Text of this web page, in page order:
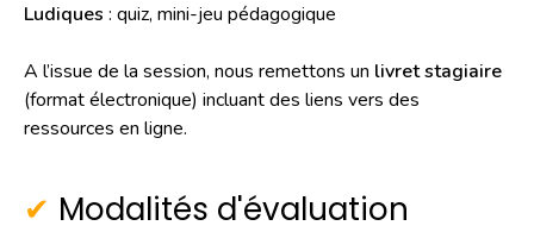
Ludiques : quiz, mini-jeu pédagogique
A l’issue de la session, nous remettons un livret stagiaire
(format électronique) incluant des liens vers des
ressources en ligne.
Modalités d'évaluation